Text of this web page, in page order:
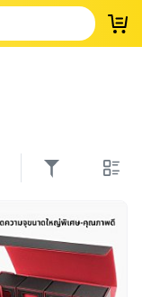
登